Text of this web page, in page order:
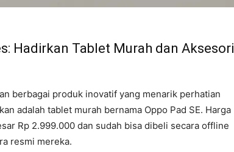
Hadirkan Tablet Murah dan Aksesori
berbagai produk inovatif yang menarik perhatian
adalah tablet murah bernama Oppo Pad SE. Harga
Rp 2.999.000 dan sudah bisa dibeli secara offline
resmi mereka.